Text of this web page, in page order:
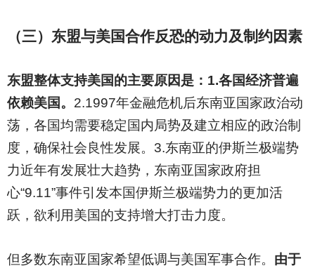
（三）东盟与美国合作反恐的动力及制约因素
东盟整体支持美国的主要原因是：1.各国经济普遍
依赖美国。 2.1997年金融危机后东南亚国家政治动
荡，各国均需要稳定国内局势及建立相应的政治制
度，确保社会良性发展。3.东南亚的伊斯兰极端势
力近年有发展壮大趋势，东南亚国家政府担
心“9.11”事件引发本国伊斯兰极端势力的更加活
跃，欲利用美国的支持增大打击力度。
但多数东南亚国家希望低调与美国军事合作。 由于